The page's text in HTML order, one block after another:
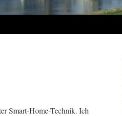
Smart-Home-Technik. Ich